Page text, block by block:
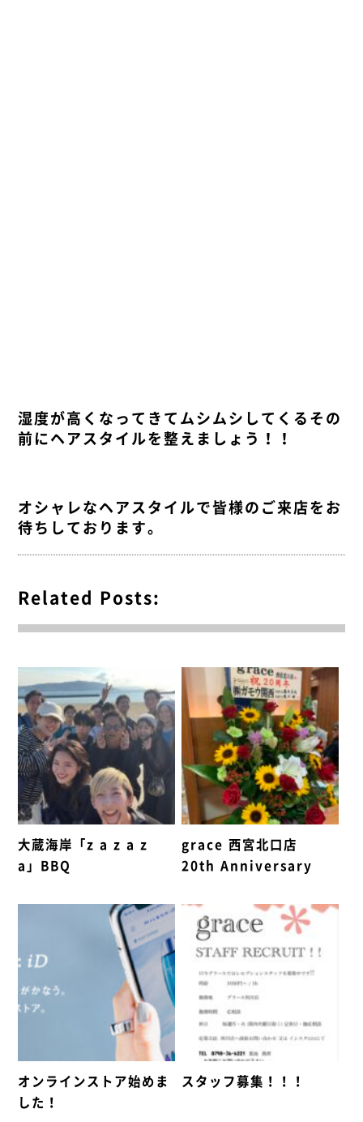
湿度が高くなってきてムシムシしてくるその
前にヘアスタイルを整えましょう！！
オシャレなヘアスタイルで皆様のご来店をお
待ちしております。
Related Posts:
大蔵海岸「z a z a z
a」BBQ
grace 西宮北口店
20th Anniversary
オンラインストア始めま
した！
スタッフ募集！！！